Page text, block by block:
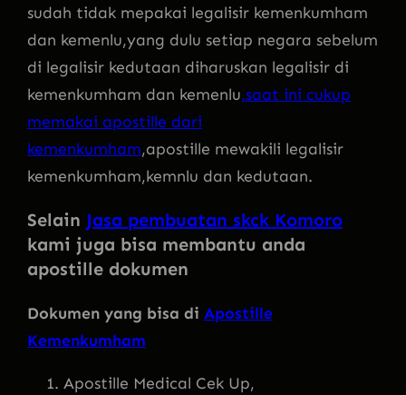
sudah tidak mepakai legalisir kemenkumham
dan kemenlu,yang dulu setiap negara sebelum
di legalisir kedutaan diharuskan legalisir di
kemenkumham dan kemenlu,saat ini cukup
memakai apostille dari
kemenkumham,apostille mewakili legalisir
kemenkumham,kemnlu dan kedutaan.
Selain Jasa pembuatan skck Komoro
kami juga bisa membantu anda
apostille dokumen
Dokumen yang bisa di Apostille
Kemenkumham
Apostille Medical Cek Up,